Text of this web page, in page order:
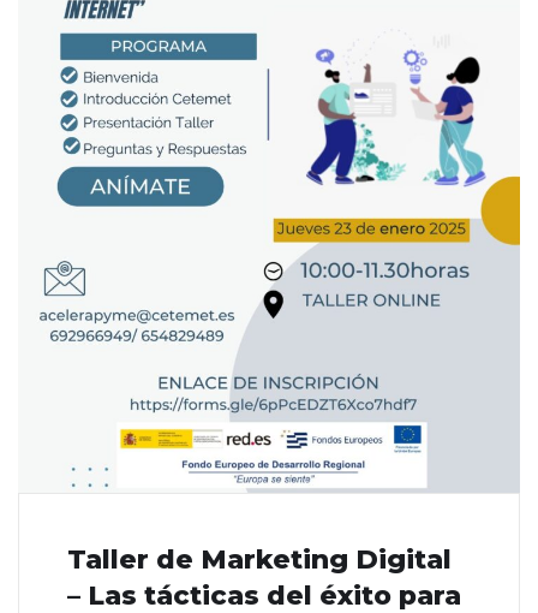
Taller de Marketing Digital
– Las tácticas del éxito para